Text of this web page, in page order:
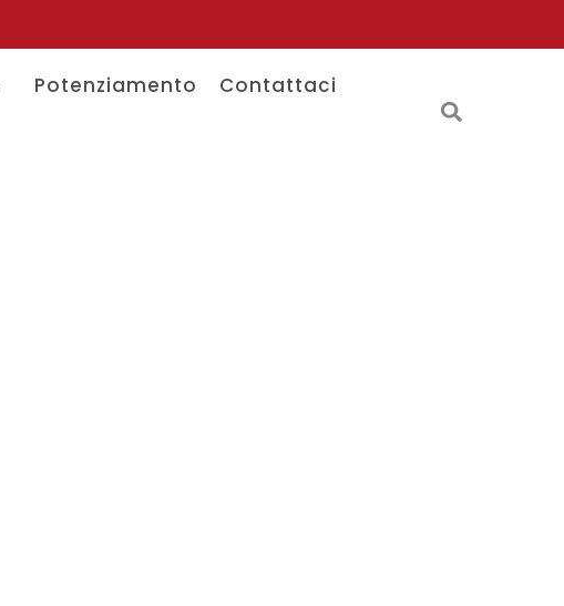
Potenziamento
Contattaci